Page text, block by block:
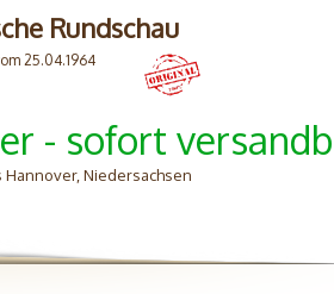
Rundschau
25.04.1964
- sofort
Niedersachsen